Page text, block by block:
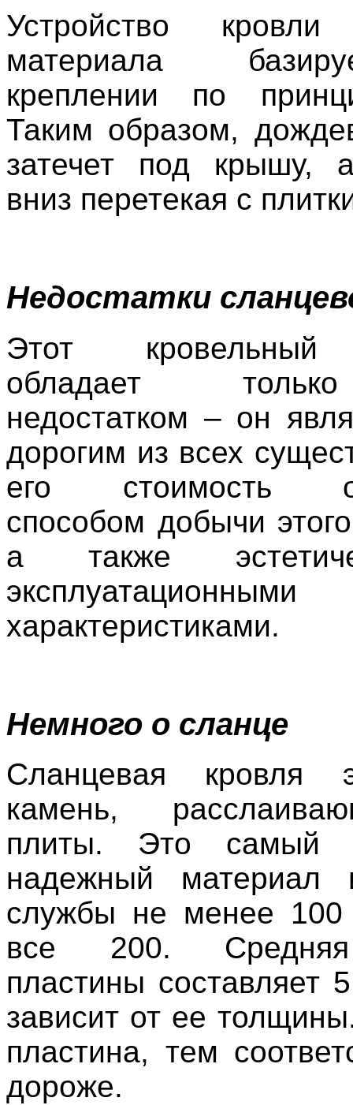
Устройство
материала
креплении по
Таким образом,
затечет под крышу,
вниз перетекая с
Недостатки
Этот кровельный
обладает
недостатком – он
дорогим из всех
его стоимость
способом добычи
а также
эксплуатационными
характеристиками.
Немного о сланце
Сланцевая кровля
камень,
плиты. Это самый
надежный материал
службы не менее
все 200.
пластины составляет
зависит от ее
пластина, тем
дороже.